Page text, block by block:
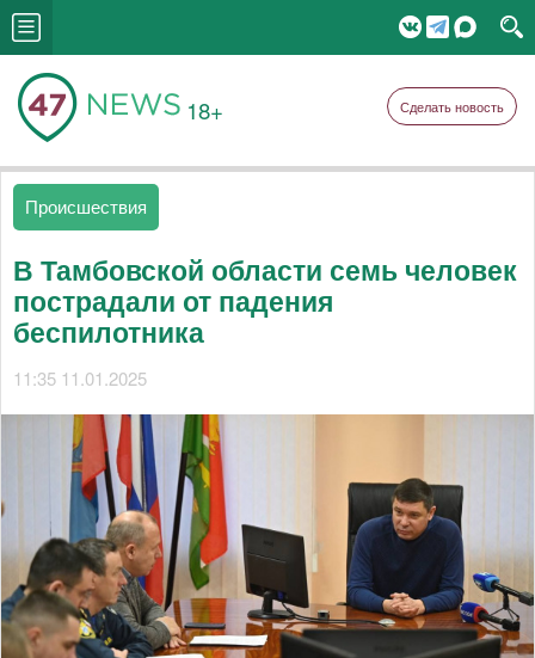
18+ Сделать новость
Происшествия
В Тамбовской области семь человек
пострадали от падения
беспилотника
11:35 11.01.2025